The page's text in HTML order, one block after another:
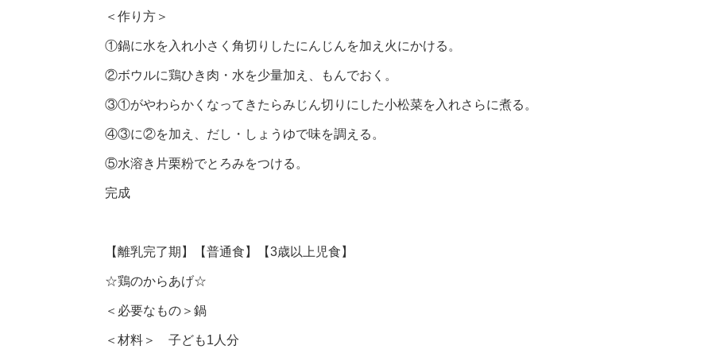
＜作り方＞
①鍋に水を入れ小さく角切りしたにんじんを加え火にかける。
②ボウルに鶏ひき肉・水を少量加え、もんでおく。
③①がやわらかくなってきたらみじん切りにした小松菜を入れさらに煮る。
④③に②を加え、だし・しょうゆで味を調える。
⑤水溶き片栗粉でとろみをつける。
完成
【離乳完了期】【普通食】【3歳以上児食】
☆鶏のからあげ☆
＜必要なもの＞鍋
＜材料＞ 子ども1人分